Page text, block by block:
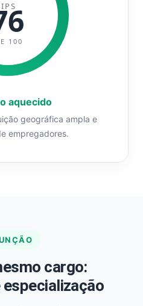
IPS
100
aquecido
geográfica ampla e
empregadores.
cargo: